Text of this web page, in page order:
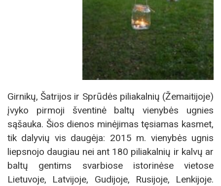
Girnikų, Šatrijos ir Sprūdės piliakalnių (Žemaitijoje)
įvyko pirmoji šventinė baltų vienybės ugnies
sąšauka. Šios dienos minėjimas tęsiamas kasmet,
tik dalyvių vis daugėja: 2015 m. vienybės ugnis
liepsnojo daugiau nei ant 180 piliakalnių ir kalvų ar
baltų gentims svarbiose istorinėse vietose
Lietuvoje, Latvijoje, Gudijoje, Rusijoje, Lenkijoje.